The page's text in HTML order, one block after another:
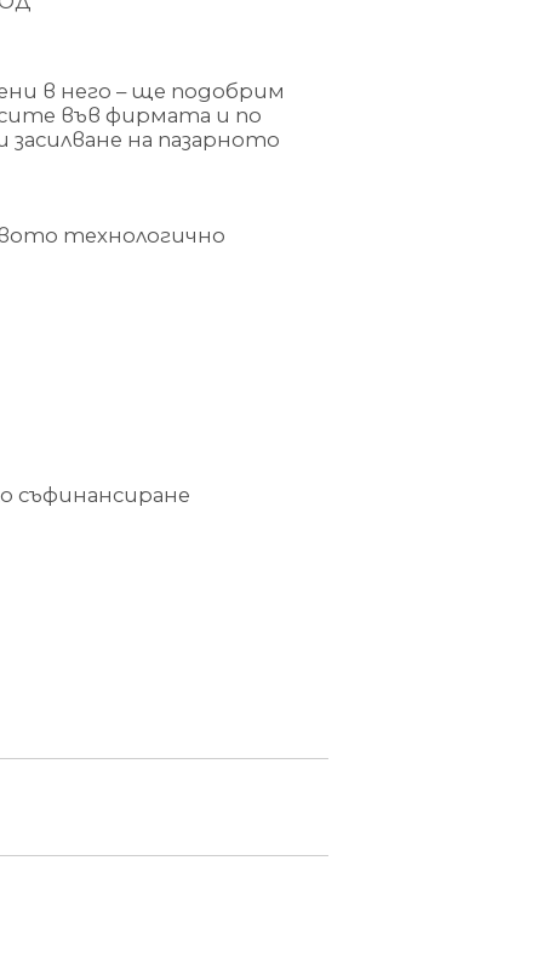
в него – ще подобрим
във фирмата и по
на пазарното
технологично
съфинансиране